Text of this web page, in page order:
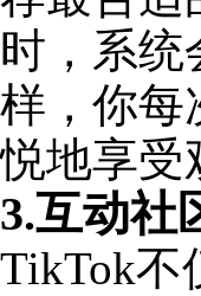
时，系统
样，你每
悦地享受
3.互动社
TikTok不